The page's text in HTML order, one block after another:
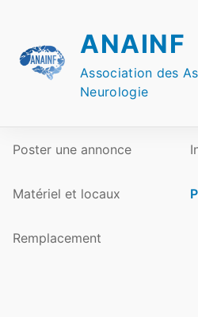
content
ANAINF
Association des
Neurologie
Poster une annonce
Matériel et locaux
Remplacement